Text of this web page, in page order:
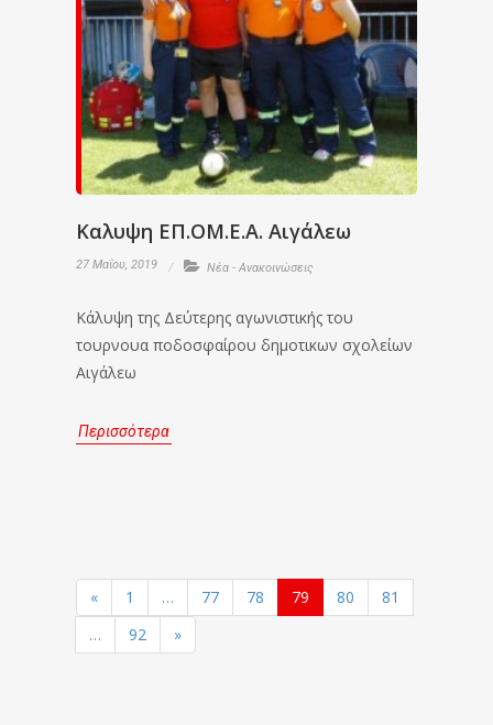
Καλυψη ΕΠ.ΟΜ.Ε.Α. Αιγάλεω
27 Μαΐου, 2019 Νέα - Ανακοινώσεις
Κάλυψη της Δεύτερης αγωνιστικής του
τουρνουα ποδοσφαίρου δημοτικων σχολείων
Αιγάλεω
Περισσότερα
« 1 … 77 78 79 80
81
…
92 »